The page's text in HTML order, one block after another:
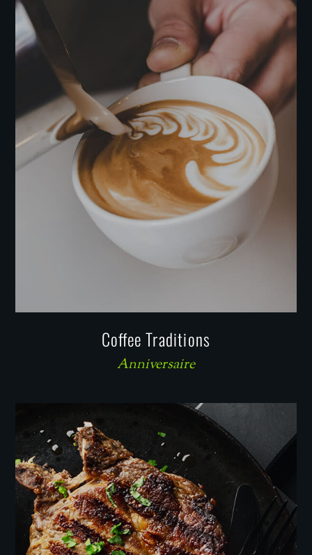
Coffee Traditions
Anniversaire